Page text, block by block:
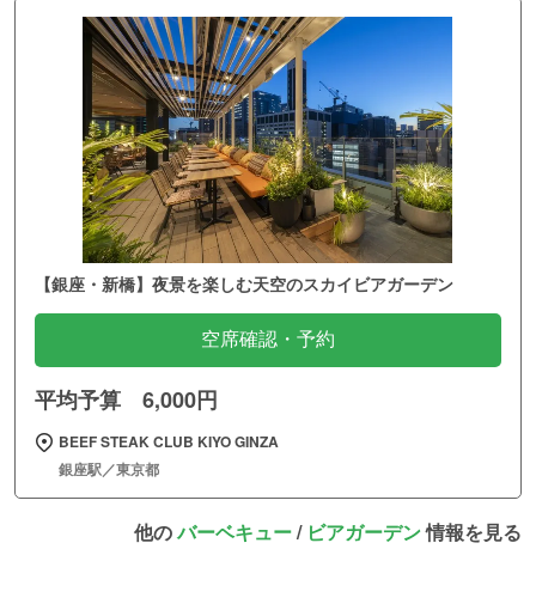
【銀座・新橋】夜景を楽しむ天空のスカイビアガーデン
空席確認・予約
平均予算 6,000円
BEEF STEAK CLUB KIYO GINZA
銀座駅／東京都
他のバーベキュー/ ビアガーデン情報を見る